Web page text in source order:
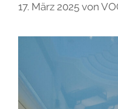
17. März 2025 von